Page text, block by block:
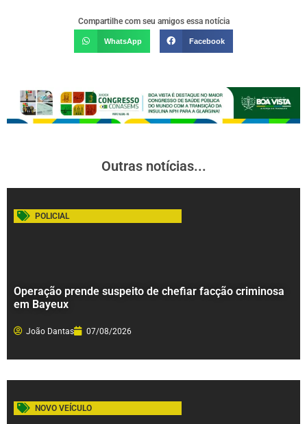
Compartilhe com seu amigos essa notícia
WhatsApp Facebook
Outras notícias...
POLICIAL
Operação prende suspeito de chefiar facção criminosa
em Bayeux
João Dantas 07/08/2026
NOVO VEÍCULO